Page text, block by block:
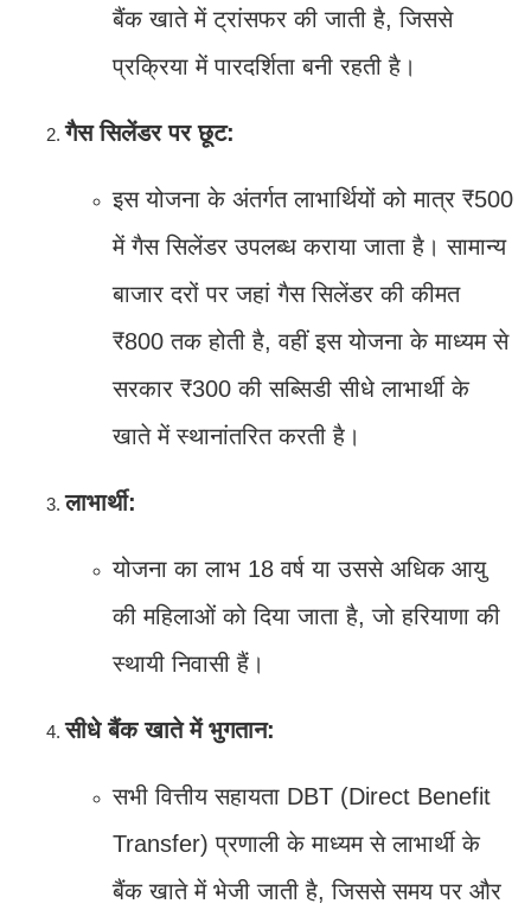
बैंक खाते में ट्रांसफर की जाती है, जिससे
प्रक्रिया में पारदर्शिता बनी रहती है।
गैस सिलेंडर पर छूट:
इस योजना के अंतर्गत लाभार्थियों को मात्र ₹500
में गैस सिलेंडर उपलब्ध कराया जाता है। सामान्य
बाजार दरों पर जहां गैस सिलेंडर की कीमत
₹800 तक होती है, वहीं इस योजना के माध्यम से
सरकार ₹300 की सब्सिडी सीधे लाभार्थी के
खाते में स्थानांतरित करती है।
लाभार्थी:
योजना का लाभ 18 वर्ष या उससे अधिक आयु
की महिलाओं को दिया जाता है, जो हरियाणा की
स्थायी निवासी हैं।
सीधे बैंक खाते में भुगतान:
सभी वित्तीय सहायता DBT (Direct Benefit
Transfer) प्रणाली के माध्यम से लाभार्थी के
बैंक खाते में भेजी जाती है, जिससे समय पर और